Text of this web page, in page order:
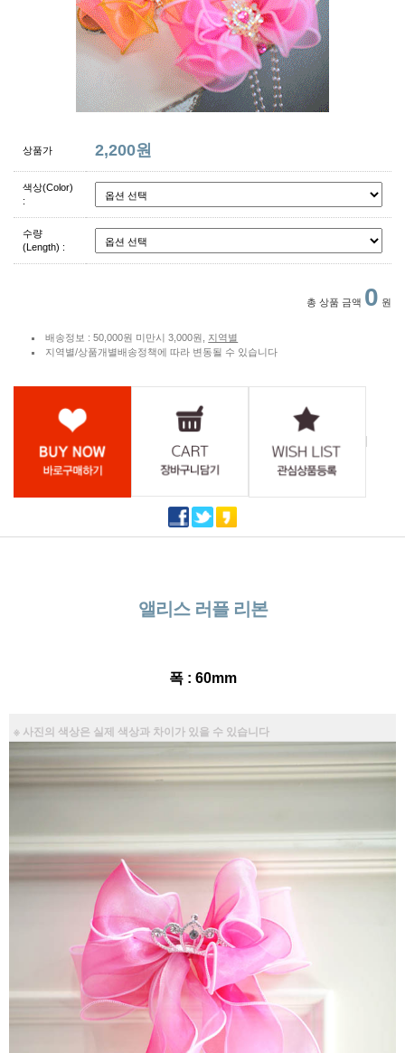
상품가 2,200원
색상(Color)
:
수량
(Length) :
총 상품 금액 0 원
배송정보 : 50,000원 미만시 3,000원, 지역별
지역별/상품개별배송정책에 따라 변동될 수 있습니다
앨리스 러플 리본
폭 : 60mm
※ 사진의 색상은 실제 색상과 차이가 있을 수 있습니다